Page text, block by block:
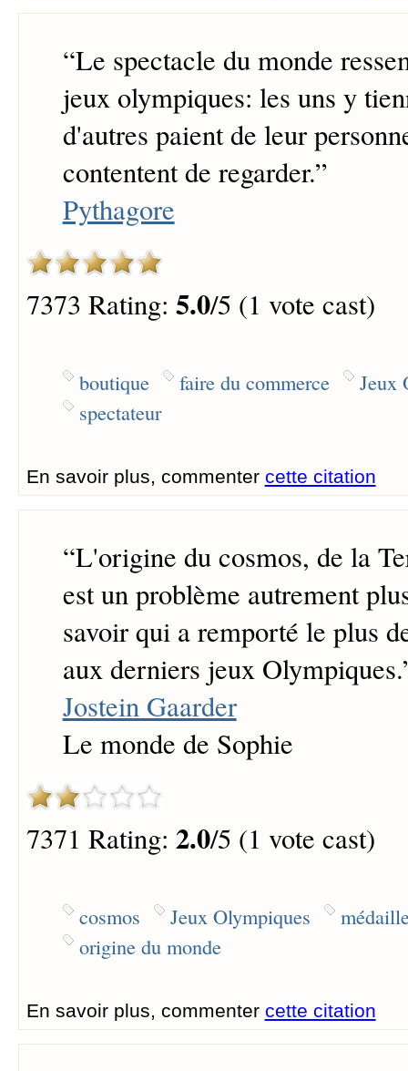
“Le spectacle du monde
jeux olympiques: les uns y
d'autres paient de leur
contentent de regarder.”
Pythagore
7373 Rating: 5.0/5 (1 vote cast)
boutique faire du commerce
Jeux
spectateur
En savoir plus, commenter cette citation
“L'origine du cosmos, de la
est un problème autrement
savoir qui a remporté le plus
aux derniers jeux Olympiques.
Jostein Gaarder
Le monde de Sophie
7371 Rating: 2.0/5 (1 vote cast)
cosmos Jeux Olympiques
origine du monde
En savoir plus, commenter cette citation